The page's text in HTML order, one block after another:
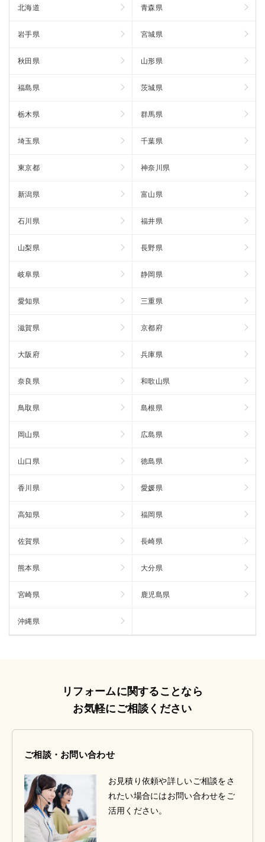
北海道 青森県
岩手県 宮城県
秋田県 山形県
福島県 茨城県
栃木県 群馬県
埼玉県 千葉県
東京都 神奈川県
新潟県 富山県
石川県 福井県
山梨県 長野県
岐阜県 静岡県
愛知県 三重県
滋賀県 京都府
大阪府 兵庫県
奈良県 和歌山県
鳥取県 島根県
岡山県 広島県
山口県 徳島県
香川県 愛媛県
高知県 福岡県
佐賀県 長崎県
熊本県 大分県
宮崎県 鹿児島県
沖縄県
リフォームに関することなら
お気軽にご相談ください
ご相談・お問い合わせ
お見積り依頼や詳しいご相談をさ
れたい場合にはお問い合わせをご
活用ください。